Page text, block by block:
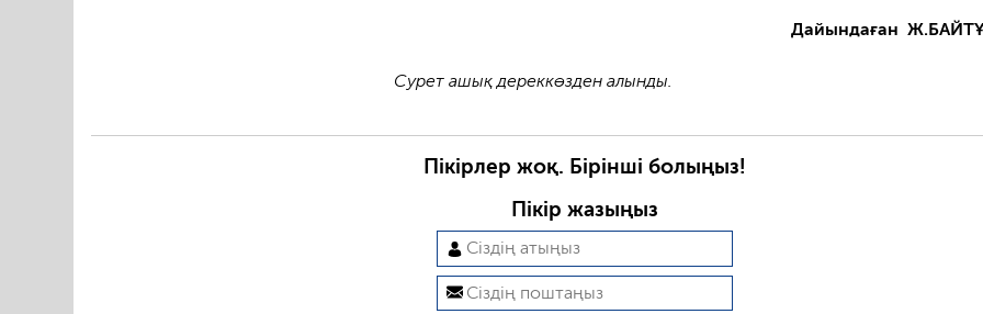
Дайындаған
Сурет ашық дереккөзден алынды.
Пікірлер жоқ. Бірінші болыңыз!
Пікір жазыңыз